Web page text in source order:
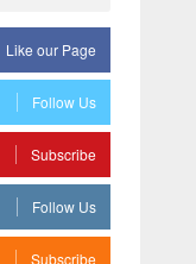
Like our Page
Follow Us
Subscribe
Follow Us
Subscribe